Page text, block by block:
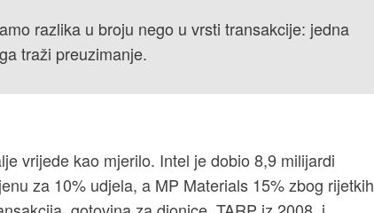
razlika u broju nego u vrsti transakcije: jedna
traži preuzimanje.
vrijede kao mjerilo. Intel je dobio 8,9 milijardi
za 10% udjela, a MP Materials 15% zbog rijetkih